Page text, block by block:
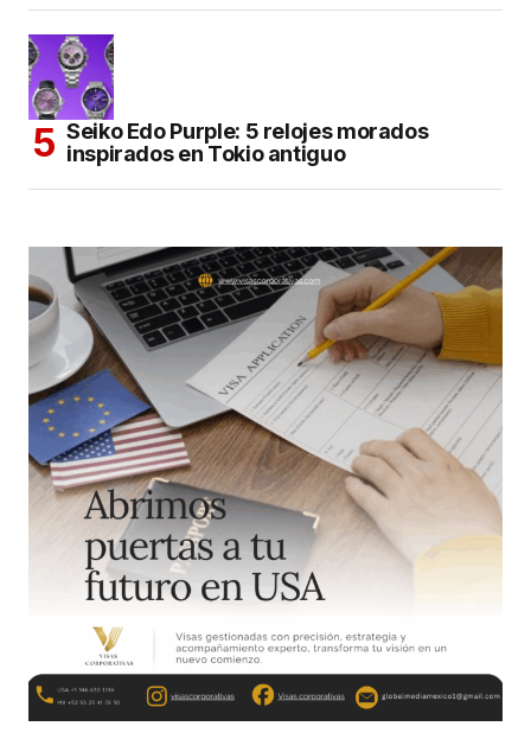
Seiko Edo Purple: 5 relojes morados
inspirados en Tokio antiguo